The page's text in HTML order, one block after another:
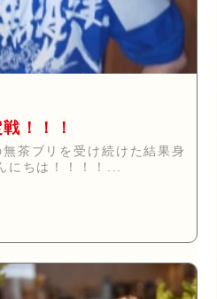
！！！
茶ブリを受け続けた結果身
ました！ｗｗ こんにちは！！！！...